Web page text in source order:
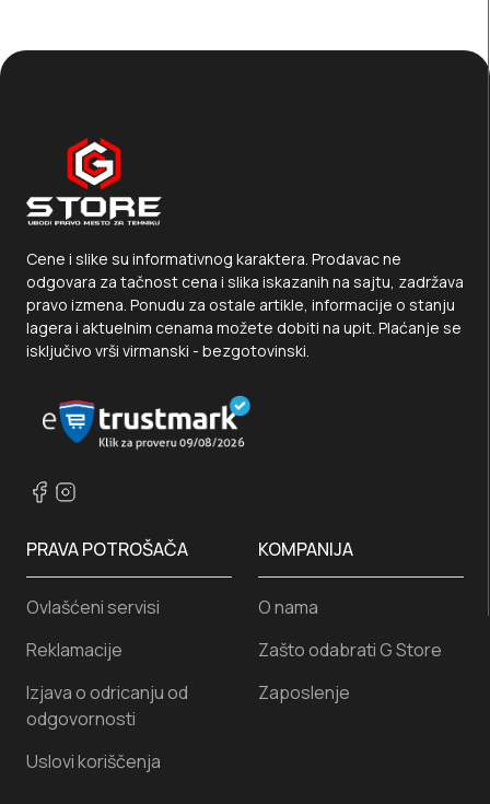
Cene i slike su informativnog karaktera. Prodavac ne
odgovara za tačnost cena i slika iskazanih na sajtu, zadržava
pravo izmena. Ponudu za ostale artikle, informacije o stanju
lagera i aktuelnim cenama možete dobiti na upit. Plaćanje se
isključivo vrši virmanski - bezgotovinski.
PRAVA POTROŠAČA
Ovlašćeni servisi
Reklamacije
Izjava o odricanju od
odgovornosti
Uslovi koriščenja
KOMPANIJA
O nama
Zašto odabrati G Store
Zaposlenje